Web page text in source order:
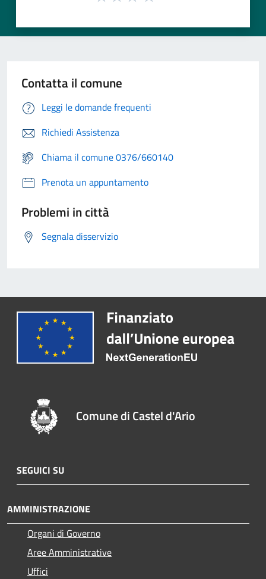
Contatta il comune
Leggi le domande frequenti
Richiedi Assistenza
Chiama il comune 0376/660140
Prenota un appuntamento
Problemi in città
Segnala disservizio
Comune di Castel d'Ario
SEGUICI SU
AMMINISTRAZIONE
Organi di Governo
Aree Amministrative
Uffici